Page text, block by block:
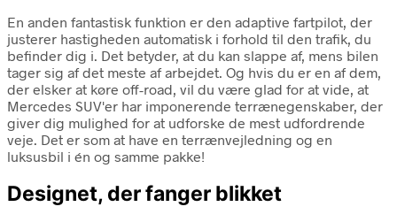
En anden fantastisk funktion er den adaptive fartpilot, der
justerer hastigheden automatisk i forhold til den trafik, du
befinder dig i. Det betyder, at du kan slappe af, mens bilen
tager sig af det meste af arbejdet. Og hvis du er en af dem,
der elsker at køre off-road, vil du være glad for at vide, at
Mercedes SUV'er har imponerende terrænegenskaber, der
giver dig mulighed for at udforske de mest udfordrende
veje. Det er som at have en terrænvejledning og en
luksusbil i én og samme pakke!
Designet, der fanger blikket